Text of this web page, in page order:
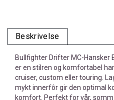
Beskrivelse
Bullfighter Drifter MC-Hansker
er en stilren og komfortabel
cruiser, custom eller touring.
mykt innerfôr gir den optimal
komfort. Perfekt for vår,